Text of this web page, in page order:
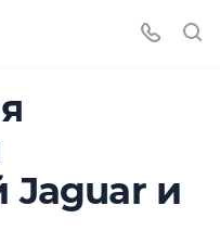
Jaguar и